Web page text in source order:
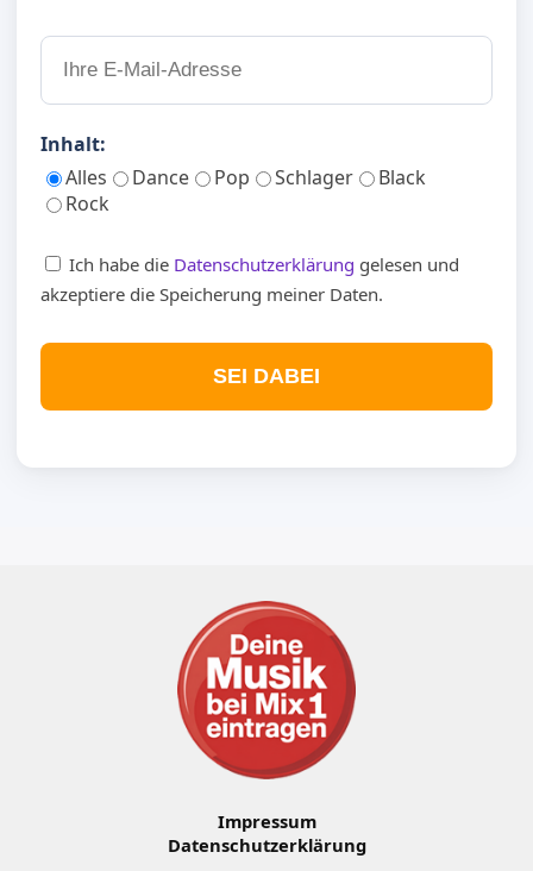
Inhalt:
Alles
Dance Pop Schlager
Black
Rock
Ich habe die Datenschutzerklärung gelesen und
akzeptiere die Speicherung meiner Daten.
SEI DABEI
Impressum
Datenschutzerklärung